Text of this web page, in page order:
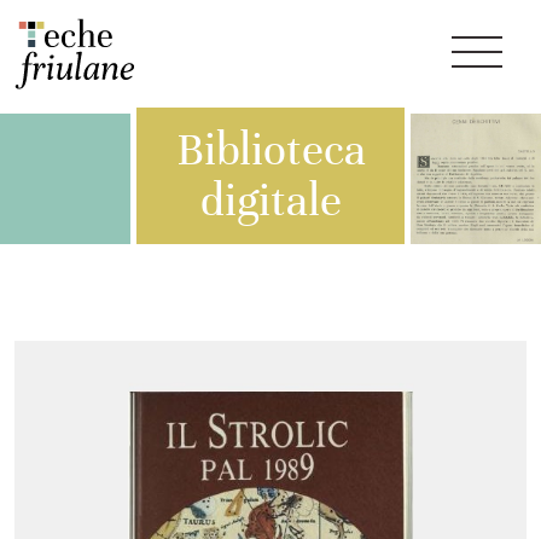
Biblioteca
digitale